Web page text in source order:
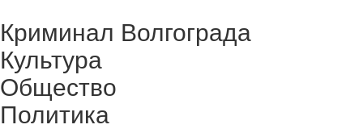
Криминал Волгограда
Культура
Общество
Политика